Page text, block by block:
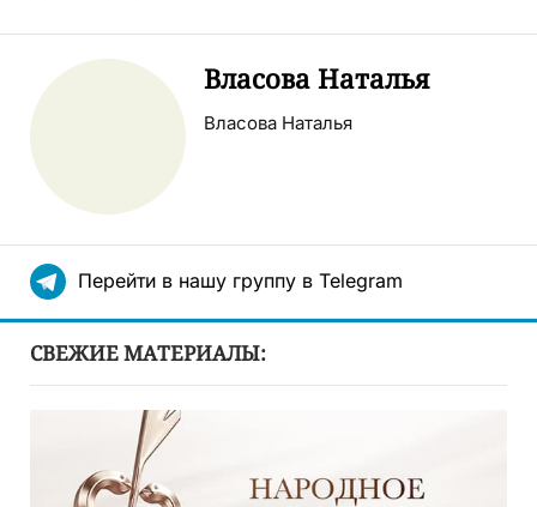
Власова Наталья
Власова Наталья
Перейти в нашу группу в Telegram
СВЕЖИЕ МАТЕРИАЛЫ: